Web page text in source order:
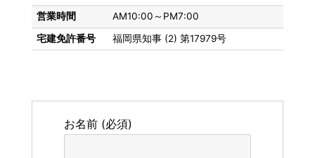
営業時間
AM10:00～PM7:00
宅建免許番号
福岡県知事 (2) 第17979号
お名前 (必須)